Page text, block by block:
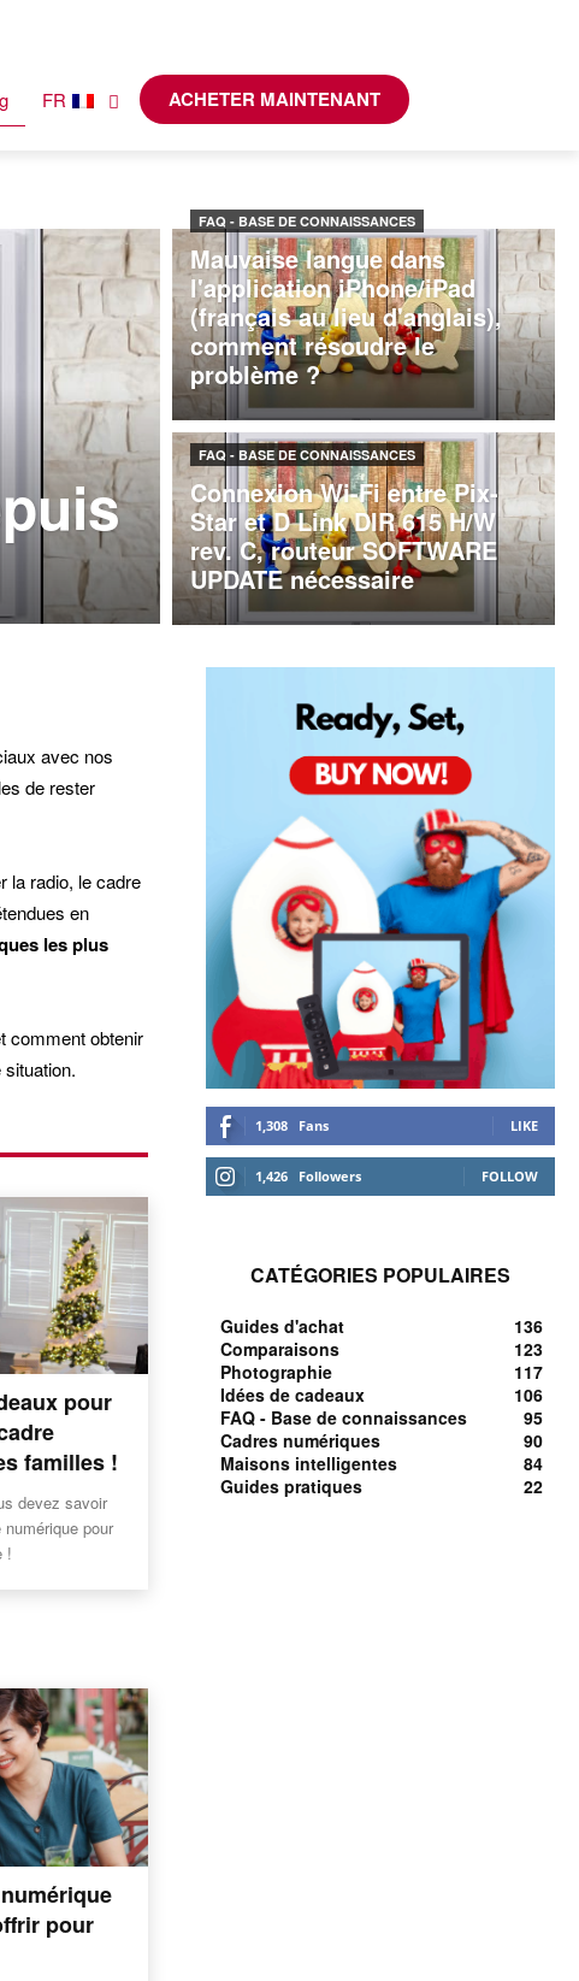
FR ACHETER MAINTENANT
FAQ - BASE DE CONNAISSANCES
Mauvaise langue dans
l'application iPhone/iPad
(français au lieu d'anglais),
comment résoudre le
problème ?
FAQ - BASE DE CONNAISSANCES
Connexion Wi-Fi entre Pix-
Star et D Link DIR 615 H/W
rev. C, routeur SOFTWARE
UPDATE nécessaire
avec nos
de rester
la radio, le cadre
en
les plus
comment obtenir
pour
familles !
devez savoir
pour
!
pour
1,308 Fans LIKE
1,426 Followers FOLLOW
CATÉGORIES POPULAIRES
Guides d'achat
136
Comparaisons
123
Photographie
117
Idées de cadeaux
106
FAQ - Base de connaissances
95
Cadres numériques
90
Maisons intelligentes
84
Guides pratiques
22